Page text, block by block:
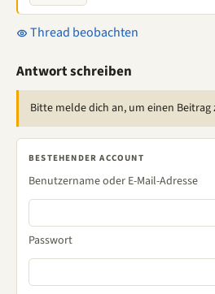
Thread beobachten
Antwort schreiben
Bitte melde dich an, um einen Beitrag
BESTEHENDER ACCOUNT
Benutzername oder E-Mail-Adresse
Passwort